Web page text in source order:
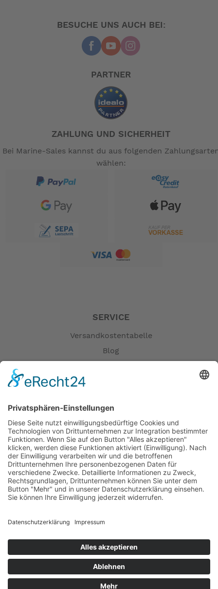
BESUCHE UNS AUCH BEI:
PARTNER
ZAHLUNG UND SICHERHEIT
Bei Marine-Sales kannst du aus folgenden
wählen:
SERVICE
Versandkostentabelle
Blog
Öffnungszeiten
Versandpartner
Verfügbarkeiten
Zahlung und Versand
Datenschutz
Fernabsatz
Widerrufsrecht MS
Kontakt
Garantiefall
Batterieverordnung